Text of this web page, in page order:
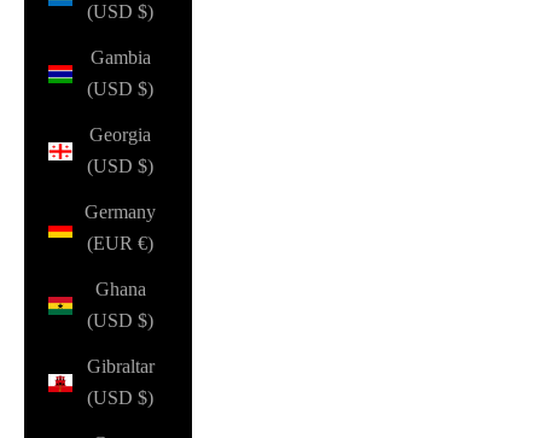
(USD $)
Gambia
(USD $)
Georgia
(USD $)
Germany
(EUR €)
Ghana
(USD $)
Gibraltar
(USD $)